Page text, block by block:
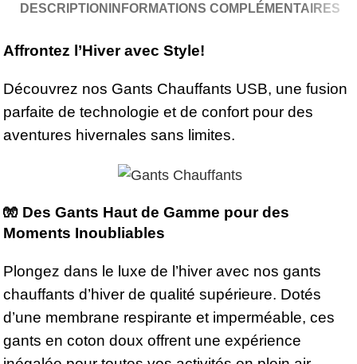
DESCRIPTION INFORMATIONS COMPLÉMENTAIRES
Affrontez l’Hiver avec Style!
Découvrez nos Gants Chauffants USB, une fusion
parfaite de technologie et de confort pour des
aventures hivernales sans limites.
🧤 Des Gants Haut de Gamme pour des
Moments Inoubliables
Plongez dans le luxe de l’hiver avec nos gants
chauffants d’hiver de qualité supérieure. Dotés
d’une membrane respirante et imperméable, ces
gants en coton doux offrent une expérience